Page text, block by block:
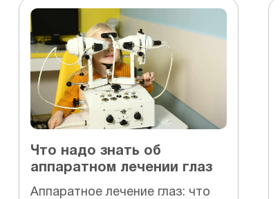
Что надо знать об
аппаратном лечении глаз
Аппаратное лечение глаз: что